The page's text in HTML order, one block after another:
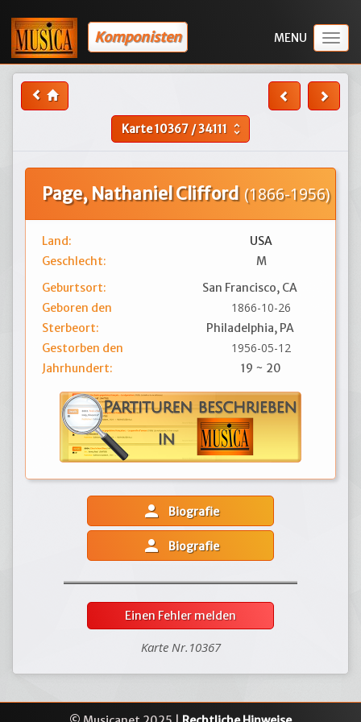
Komponisten
Karte10367/34111 unfold_more
Page, Nathaniel Clifford (1866-1956)
Land:
USA
Geschlecht:
M
Geburtsort:
San Francisco, CA
Geboren den
1866-10-26
Sterbeort:
Philadelphia, PA
Gestorben den
1956-05-12
Jahrhundert: 19 ~ 20
person Biografie
person Biografie
Einen Fehler melden
Karte Nr.10367